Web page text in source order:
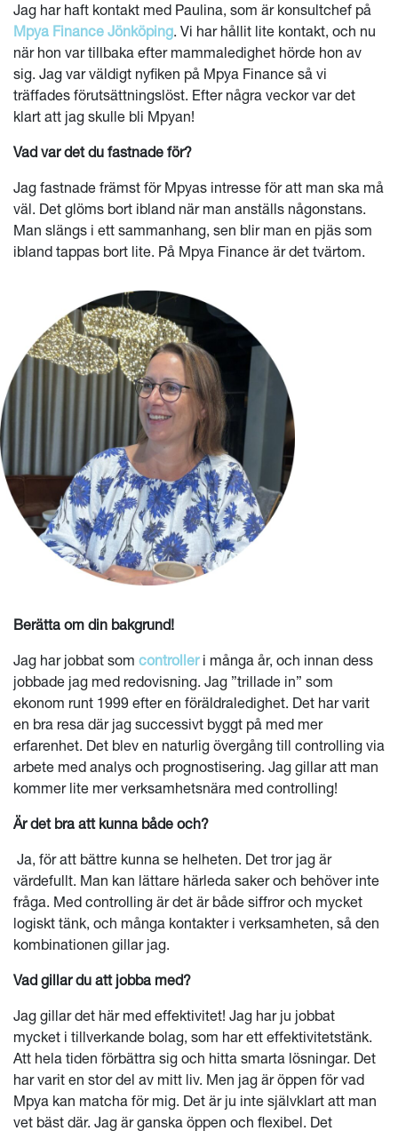
Jag har haft kontakt med Paulina, som är konsultchef på
Mpya Finance Jönköping. Vi har hållit lite kontakt, och nu
när hon var tillbaka efter mammaledighet hörde hon av
sig. Jag var väldigt nyfiken på Mpya Finance så vi
träffades förutsättningslöst. Efter några veckor var det
klart att jag skulle bli Mpyan!
Vad var det du fastnade för?
Jag fastnade främst för Mpyas intresse för att man ska må
väl. Det glöms bort ibland när man anställs någonstans.
Man slängs i ett sammanhang, sen blir man en pjäs som
ibland tappas bort lite. På Mpya Finance är det tvärtom.
Berätta om din bakgrund!
Jag har jobbat som controlleri många år, och innan dess
jobbade jag med redovisning. Jag ”trillade in” som
ekonom runt 1999 efter en föräldraledighet. Det har varit
en bra resa där jag successivt byggt på med mer
erfarenhet. Det blev en naturlig övergång till controlling via
arbete med analys och prognostisering. Jag gillar att man
kommer lite mer verksamhetsnära med controlling!
Är det bra att kunna både och?
Ja, för att bättre kunna se helheten. Det tror jag är
värdefullt. Man kan lättare härleda saker och behöver inte
fråga. Med controlling är det är både siffror och mycket
logiskt tänk, och många kontakter i verksamheten, så den
kombinationen gillar jag.
Vad gillar du att jobba med?
Jag gillar det här med effektivitet! Jag har ju jobbat
mycket i tillverkande bolag, som har ett effektivitetstänk.
Att hela tiden förbättra sig och hitta smarta lösningar. Det
har varit en stor del av mitt liv. Men jag är öppen för vad
Mpya kan matcha för mig. Det är ju inte självklart att man
vet bäst där. Jag är ganska öppen och flexibel. Det